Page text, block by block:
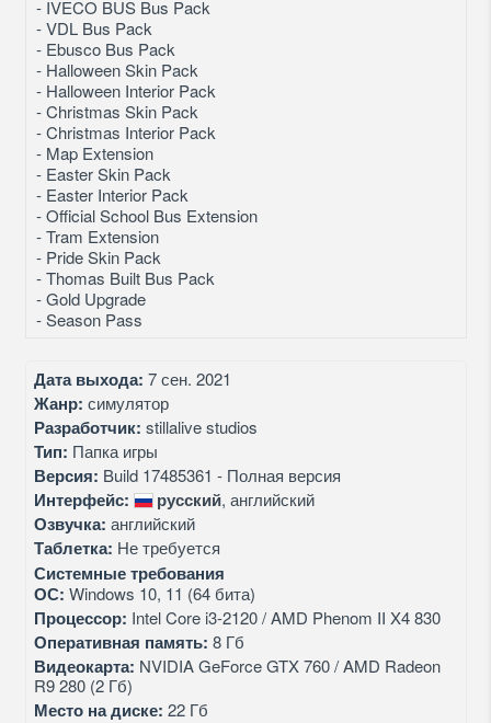
- IVECO BUS Bus Pack
- VDL Bus Pack
- Ebusco Bus Pack
- Halloween Skin Pack
- Halloween Interior Pack
- Christmas Skin Pack
- Christmas Interior Pack
- Map Extension
- Easter Skin Pack
- Easter Interior Pack
- Official School Bus Extension
- Tram Extension
- Pride Skin Pack
- Thomas Built Bus Pack
- Gold Upgrade
- Season Pass
Дата выхода: 7 сен. 2021
Жанр: симулятор
Разработчик: stillalive studios
Тип: Папка игры
Версия: Build 17485361 - Полная версия
Интерфейс: русский, английский
Озвучка: английский
Таблетка: Не требуется
Системные требования
ОС: Windows 10, 11 (64 бита)
Процессор: Intel Core i3-2120 / AMD Phenom II X4 830
Оперативная память: 8 Гб
Видеокарта: NVIDIA GeForce GTX 760 / AMD Radeon
R9 280 (2 Гб)
Место на диске: 22 Гб